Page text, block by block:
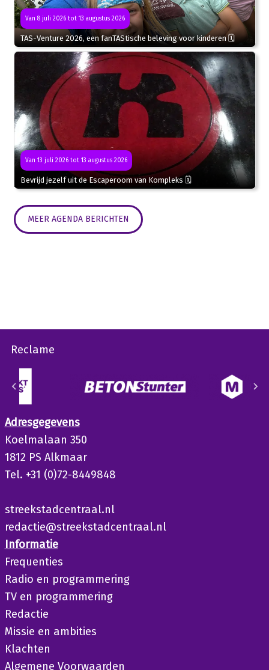
Van 8 juli 2026 tot 13 augustus 2026
TAS-Venture 2026, een fanTAStische beleving voor kinderen 🗓
Van 13 juli 2026 tot 13 augustus 2026
Bevrijd jezelf uit de Escaperoom van Kompleks 🗓
MEER AGENDA BERICHTEN
Reclame
Adresgegevens
Koelmalaan 350
1812 PS Alkmaar
Tel. +31 (0)72-8449848
streekstadcentraal.nl
redactie@streekstadcentraal.nl
Informatie
Frequenties
Radio en programmering
TV en programmering
Redactie
Missie en ambities
Klachten
Algemene Voorwaarden